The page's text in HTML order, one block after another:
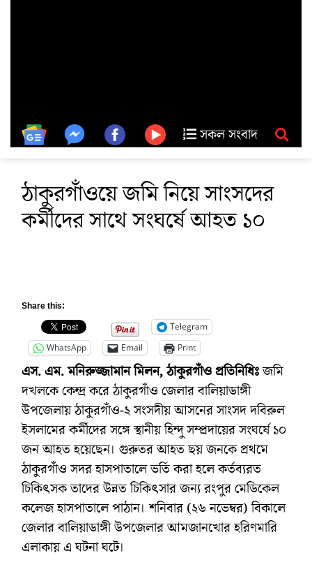
সকল সংবাদ
ঠাকুরগাঁওয়ে জমি নিয়ে সাংসদের
কর্মীদের সাথে সংঘর্ষে আহত ১০
Share this:
Telegram
WhatsApp
Email Print
এস. এম. মনিরুজ্জামান মিলন, ঠাকুরগাঁও প্রতিনিধিঃজমি
দখলকে কেন্দ্র করে ঠাকুরগাঁও জেলার বালিয়াডাঙ্গী
উপজেলায় ঠাকুরগাঁও-২ সংসদীয় আসনের সাংসদ দবিরুল
ইসলামের কর্মীদের সঙ্গে স্থানীয় হিন্দু সম্প্রদায়ের সংঘর্ষে ১০
জন আহত হয়েছেন। গুরুতর আহত ছয় জনকে প্রথমে
ঠাকুরগাঁও সদর হাসপাতালে ভর্তি করা হলে কর্তব্যরত
চিকিৎসক তাদের উন্নত চিকিৎসার জন্য রংপুর মেডিকেল
কলেজ হাসপাতালে পাঠান। শনিবার (২৬ নভেম্বর) বিকালে
জেলার বালিয়াডাঙ্গী উপজেলার আমজানখোর হরিণমারি
এলাকায় এ ঘটনা ঘটে।